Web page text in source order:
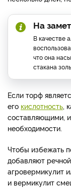
На
В качестве
что она
стакана
Если торф
его кислотность,
составляющими,
необходимости.
Чтобы избежать
добавляют
агровермикулит
и вермикулит